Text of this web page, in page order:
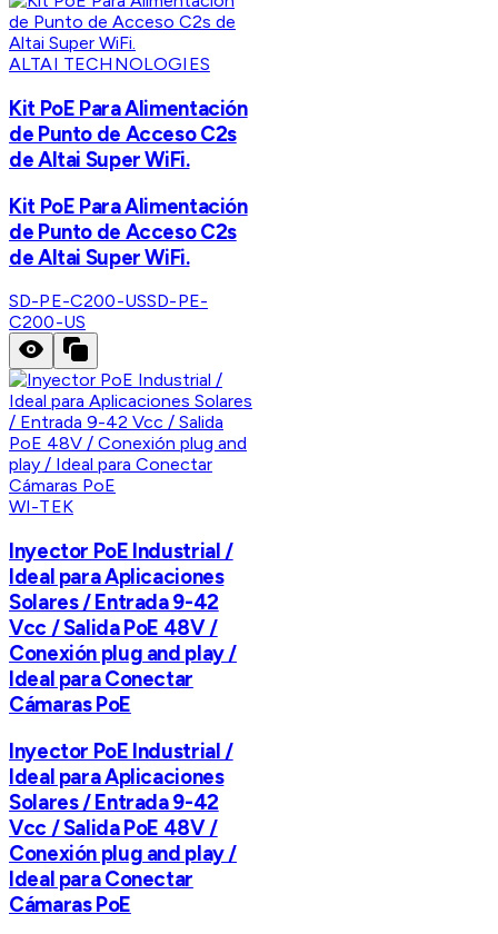
ALTAI TECHNOLOGIES
Kit PoE Para Alimentación
de Punto de Acceso C2s
de Altai Super WiFi.
Kit PoE Para Alimentación
de Punto de Acceso C2s
de Altai Super WiFi.
SD-PE-C200-USSD-PE-
C200-US
WI-TEK
Inyector PoE Industrial /
Ideal para Aplicaciones
Solares / Entrada 9-42
Vcc / Salida PoE 48V /
Conexión plug and play /
Ideal para Conectar
Cámaras PoE
Inyector PoE Industrial /
Ideal para Aplicaciones
Solares / Entrada 9-42
Vcc / Salida PoE 48V /
Conexión plug and play /
Ideal para Conectar
Cámaras PoE